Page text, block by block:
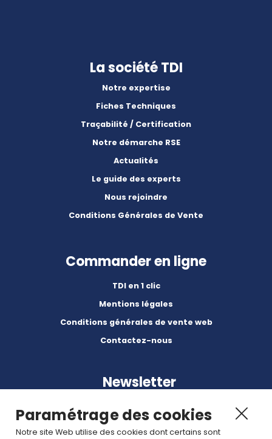
La société TDI
Notre expertise
Fiches Techniques
Traçabilité / Certification
Notre démarche RSE
Actualités
Le guide des experts
Nous rejoindre
Conditions Générales de Vente
Commander en ligne
TDI en 1 clic
Mentions légales
Conditions générales de vente web
Contactez-nous
Newsletter
Paramétrage des cookies
Notre site Web utilise des cookies dont certains sont